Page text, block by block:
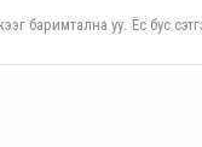
баримтална уу. Ёс бус